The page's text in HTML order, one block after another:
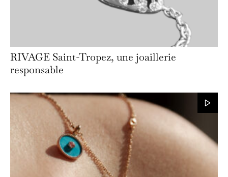
RIVAGE Saint-Tropez, une joaillerie
responsable